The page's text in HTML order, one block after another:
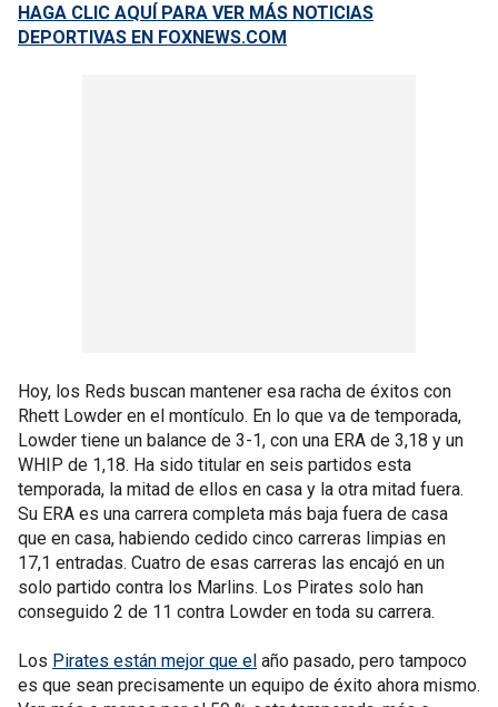
HAGA CLIC AQUÍ PARA VER MÁS NOTICIAS
DEPORTIVAS EN FOXNEWS.COM
Hoy, los Reds buscan mantener esa racha de éxitos con
Rhett Lowder en el montículo. En lo que va de temporada,
Lowder tiene un balance de 3-1, con una ERA de 3,18 y un
WHIP de 1,18. Ha sido titular en seis partidos esta
temporada, la mitad de ellos en casa y la otra mitad fuera.
Su ERA es una carrera completa más baja fuera de casa
que en casa, habiendo cedido cinco carreras limpias en
17,1 entradas. Cuatro de esas carreras las encajó en un
solo partido contra los Marlins. Los Pirates solo han
conseguido 2 de 11 contra Lowder en toda su carrera.
Los Pirates están mejor que el año pasado, pero tampoco
es que sean precisamente un equipo de éxito ahora mismo.